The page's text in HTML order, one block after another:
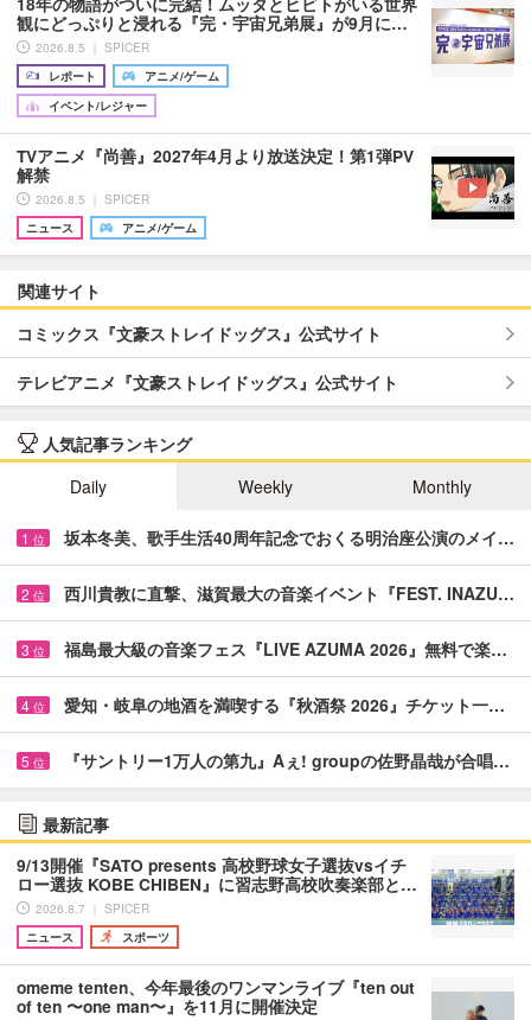
観にどっぷりと浸れる『完・宇宙兄弟展』が9月に…
2026.8.5 ｜ SPICER
レポート
アニメ/ゲーム
イベント/レジャー
TVアニメ『尚善』2027年4月より放送決定！第1弾PV
解禁
2026.8.5 ｜ SPICER
ニュース
アニメ/ゲーム
関連サイト
コミックス『文豪ストレイドッグス』公式サイト
テレビアニメ『文豪ストレイドッグス』公式サイト
人気記事ランキング
Daily
Weekly Monthly
1 位 坂本冬美、歌手生活40周年記念でおくる明治座公演のメイ…
2 位 西川貴教に直撃、滋賀最大の音楽イベント『FEST. INAZU…
3 位 福島最大級の音楽フェス『LIVE AZUMA 2026』無料で楽…
4 位 愛知・岐阜の地酒を満喫する『秋酒祭 2026』チケット一…
5 位 『サントリー1万人の第九』Aぇ! groupの佐野晶哉が合唱…
最新記事
9/13開催『SATO presents 高校野球女子選抜vsイチ
ロー選抜 KOBE CHIBEN』に習志野高校吹奏楽部と…
2026.8.7 ｜ SPICER
ニュース
スポーツ
omeme tenten、今年最後のワンマンライブ『ten out
of ten 〜one man〜』を11月に開催決定